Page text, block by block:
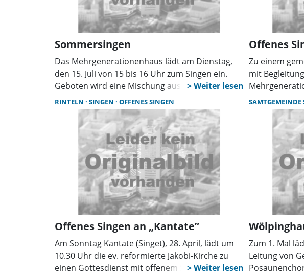
Sommersingen
Das Mehrgenerationenhaus lädt am Dienstag,
den 15. Juli von 15 bis 16 Uhr zum Singen ein.
Geboten wird eine Mischung aus bekannten
deutschen Schlagern und Volksliedern, die von
der Ukulelengruppe begleitet werden. Wie
immer gibt es dazu kurze Verse und eine
Geschichte, die zum Sommerthema passen.
Offenes
Zu einem
mit
15 bis 16 Uhr
nicht
bereichern
am 17.
Haus am
RINTELN SINGEN OFFENES SINGEN
Offenes Singen an „Kantate”
Am Sonntag Kantate (Singet), 28. April, lädt um
10.30 Uhr die ev. reformierte Jakobi-Kirche zu
einen Gottesdienst mit offenem Singen ein. Mit
SAMTGEMEINDE
Zum 1. Mal
Leitung von